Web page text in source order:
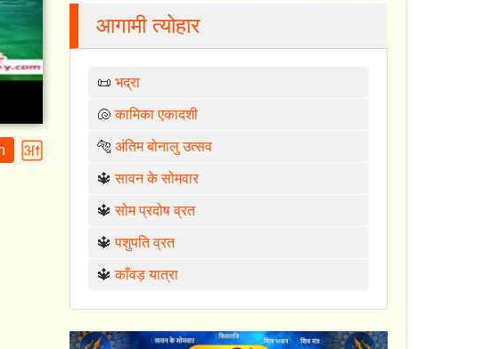
आगामी त्योहार
📜भद्रा
🐚कामिका एकादशी
🐅अंतिम बोनालु उत्सव
🔱सावन के सोमवार
🔱सोम प्रदोष व्रत
🔱पशुपति व्रत
🔱काँवड़ यात्रा